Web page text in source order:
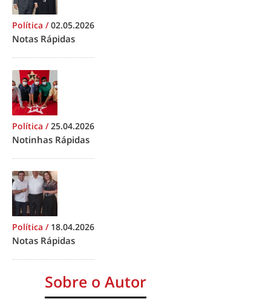
Política /02.05.2026
Notas Rápidas
Política /25.04.2026
Notinhas Rápidas
Política / 18.04.2026
Notas Rápidas
Sobre o Autor